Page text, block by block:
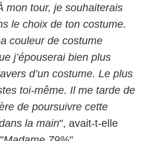
mon tour, je souhaiterais
le choix de ton costume.
couleur de costume
j’épouserai bien plus
d’un costume. Le plus
toi-même. Il me tarde de
de poursuivre cette
la main", avait-t-elle